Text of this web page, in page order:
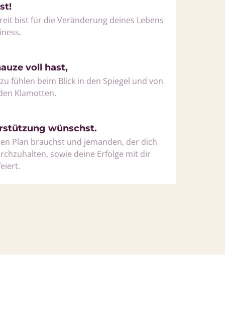
bist für die Veränderung deines Lebens
voll hast,
fühlen beim Blick in den Spiegel und von
Klamotten.
wünschst.
Plan brauchst und jemanden, der dich
sowie deine Erfolge mit dir